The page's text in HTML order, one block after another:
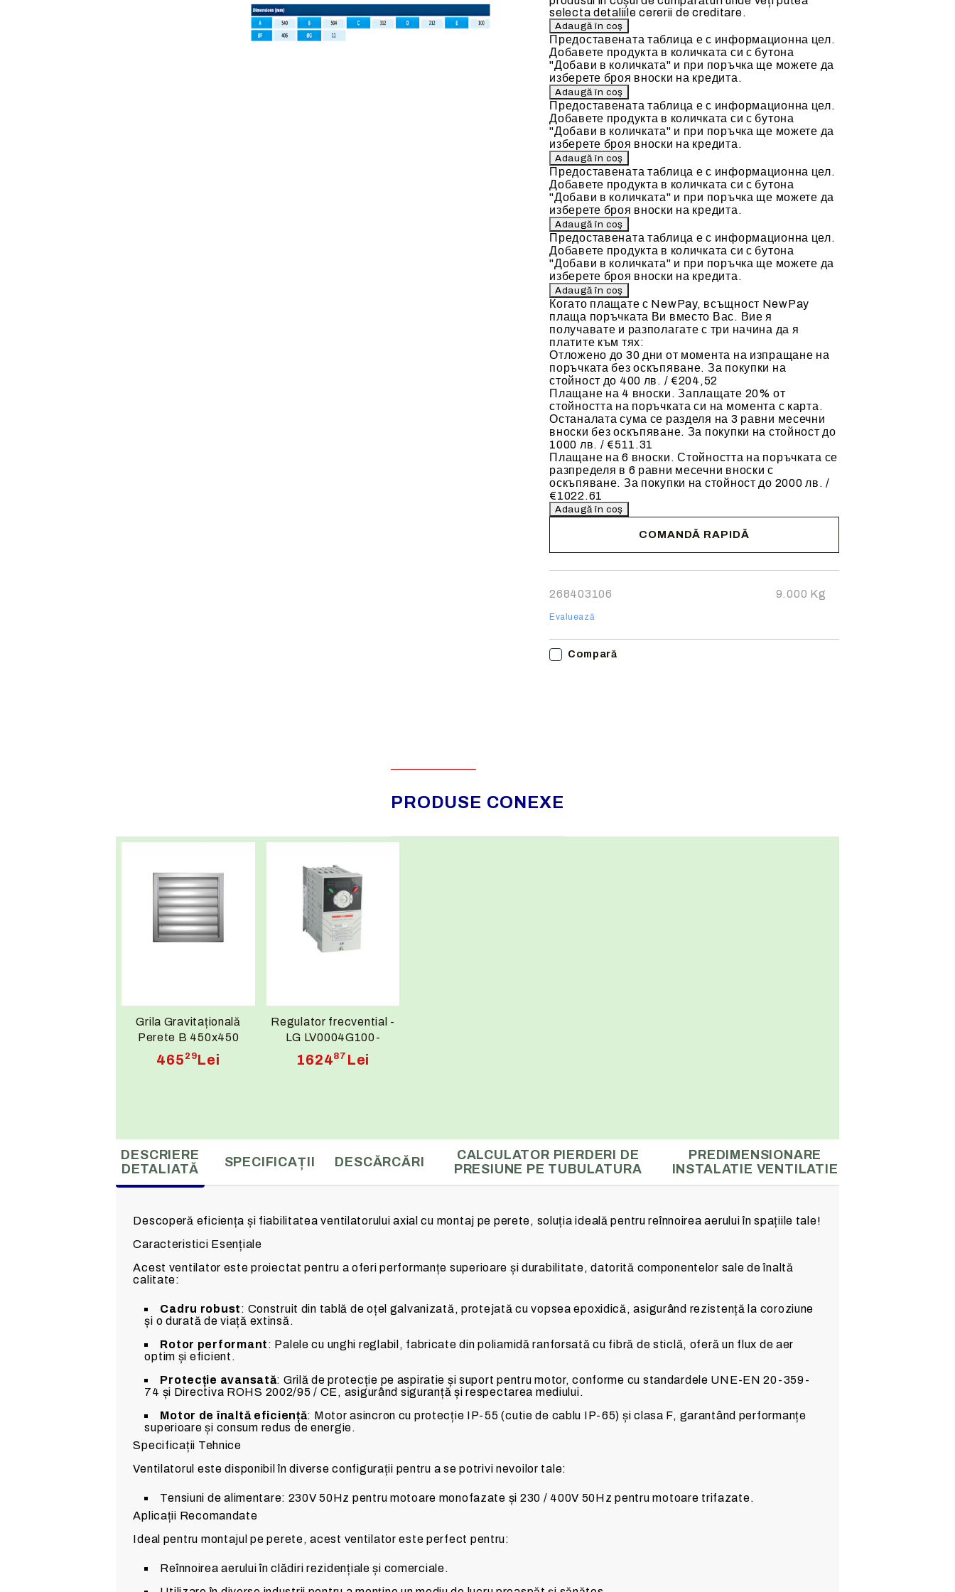
selecta detaliile cererii de creditare.
Предоставената таблица е с информационна цел.
Добавете продукта в количката си с бутона
"Добави в количката" и при поръчка ще можете да
изберете броя вноски на кредита.
Предоставената таблица е с информационна цел.
Добавете продукта в количката си с бутона
"Добави в количката" и при поръчка ще можете да
изберете броя вноски на кредита.
Предоставената таблица е с информационна цел.
Добавете продукта в количката си с бутона
"Добави в количката" и при поръчка ще можете да
изберете броя вноски на кредита.
Предоставената таблица е с информационна цел.
Добавете продукта в количката си с бутона
"Добави в количката" и при поръчка ще можете да
изберете броя вноски на кредита.
Когато плащате с NewPay, всъщност NewPay
плаща поръчката Ви вместо Вас. Вие я
получавате и разполагате с три начина да я
платите към тях:
Отложено до 30 дни от момента на изпращане на
поръчката без оскъпяване. За покупки на
стойност до 400 лв. / €204,52
Плащане на 4 вноски. Заплащате 20% от
стойността на поръчката си на момента с карта.
Останалата сума се разделя на 3 равни месечни
вноски без оскъпяване. За покупки на стойност до
1000 лв. / €511.31
Плащане на 6 вноски. Стойността на поръчката се
разпределя в 6 равни месечни вноски с
оскъпяване. За покупки на стойност до 2000 лв. /
€1022.61
COMANDĂ RAPIDĂ
268403106 9.000 Kg
Evaluează
Compară
PRODUSE CONEXE
Grila Gravitațională
Perete B 450x450
465 29Lei
Regulator frecvential -
LG LV0004G100-
4EOFN
162487 Lei
DESCRIERE
DETALIATĂ
SPECIFICAȚII DESCĂRCĂRI
CALCULATOR PIERDERI DE
PRESIUNE PE TUBULATURA
PREDIMENSIONARE
INSTALATIE VENTILATIE
Descoperă eficiența și fiabilitatea ventilatorului axial cu montaj pe perete, soluția ideală pentru reînnoirea aerului în spațiile tale!
Caracteristici Esențiale
Acest ventilator este proiectat pentru a oferi performanțe superioare și durabilitate, datorită componentelor sale de înaltă
calitate:
Cadru robust: Construit din tablă de oțel galvanizată, protejată cu vopsea epoxidică, asigurând rezistență la coroziune
și o durată de viață extinsă.
Rotor performant: Palele cu unghi reglabil, fabricate din poliamidă ranforsată cu fibră de sticlă, oferă un flux de aer
optim și eficient.
Protecție avansată: Grilă de protecție pe aspiratie și suport pentru motor, conforme cu standardele UNE-EN 20-359-
74 și Directiva ROHS 2002/95 / CE, asigurând siguranță și respectarea mediului.
Motor de înaltă eficiență: Motor asincron cu protecție IP-55 (cutie de cablu IP-65) și clasa F, garantând performanțe
superioare și consum redus de energie.
Specificații Tehnice
Ventilatorul este disponibil în diverse configurații pentru a se potrivi nevoilor tale:
Tensiuni de alimentare: 230V 50Hz pentru motoare monofazate și 230 / 400V 50Hz pentru motoare trifazate.
Aplicații Recomandate
Ideal pentru montajul pe perete, acest ventilator este perfect pentru:
Reînnoirea aerului în clădiri rezidențiale și comerciale.